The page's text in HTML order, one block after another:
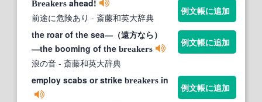
Breakers ahead!
前途に危険あり - 斎藤和英大辞典
例文帳に追加
the roar of the sea―（遠方なら）
―the booming of the breakers
浪の音 - 斎藤和英大辞典
例文帳に追加
employ scabs or strike breakers in
例文帳に追加